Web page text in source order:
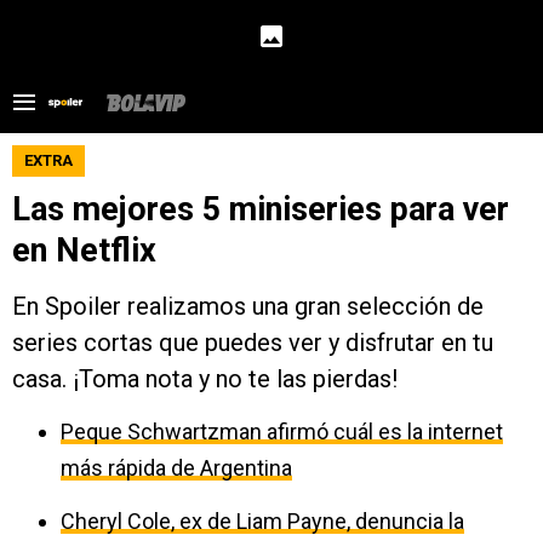
EXTRA
Las mejores 5 miniseries para ver
en Netflix
En Spoiler realizamos una gran selección de
series cortas que puedes ver y disfrutar en tu
casa. ¡Toma nota y no te las pierdas!
Peque Schwartzman afirmó cuál es la internet
más rápida de Argentina
Cheryl Cole, ex de Liam Payne, denuncia la